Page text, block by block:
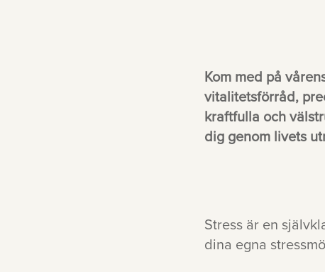
Kom med på
vitalitetsförråd,
kraftfulla och
dig genom livets
Stress är en
dina egna